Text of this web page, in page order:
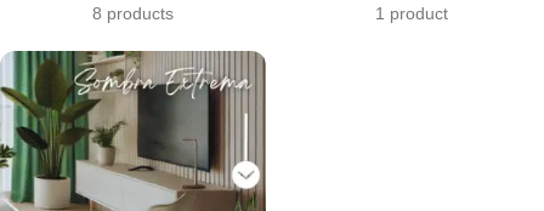
8 products 1 product